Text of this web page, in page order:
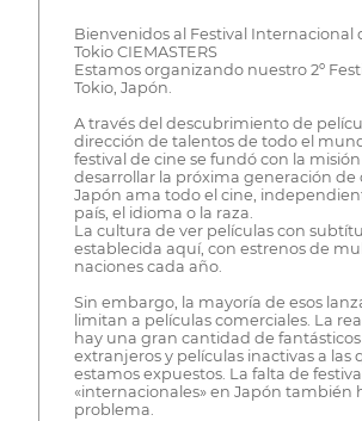
Bienvenidos al Festival Internacional
Tokio CIEMASTERS
Estamos organizando nuestro 2º
Tokio, Japón.
A través del descubrimiento de
dirección de talentos de todo el
festival de cine se fundó con la
desarrollar la próxima generación de
Japón ama todo el cine,
país, el idioma o la raza.
La cultura de ver películas con
establecida aquí, con estrenos de
naciones cada año.
Sin embargo, la mayoría de esos
limitan a películas comerciales. La
hay una gran cantidad de
extranjeros y películas inactivas a las
estamos expuestos. La falta de
«internacionales» en Japón también
problema.